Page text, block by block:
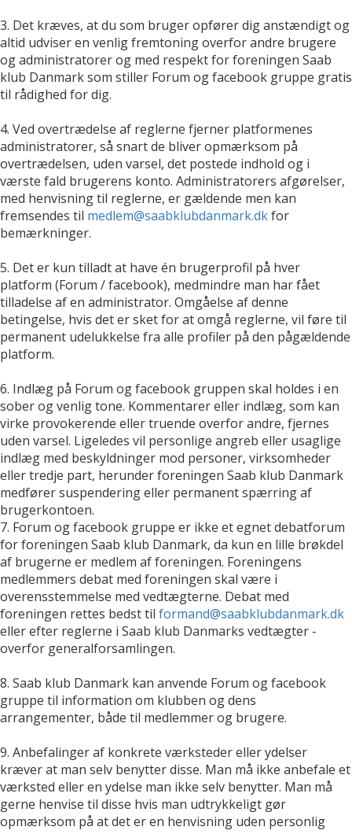
3. Det kræves, at du som bruger opfører dig anstændigt og
altid udviser en venlig fremtoning overfor andre brugere
og administratorer og med respekt for foreningen Saab
klub Danmark som stiller Forum og facebook gruppe gratis
til rådighed for dig.
4. Ved overtrædelse af reglerne fjerner platformenes
administratorer, så snart de bliver opmærksom på
overtrædelsen, uden varsel, det postede indhold og i
værste fald brugerens konto. Administratorers afgørelser,
med henvisning til reglerne, er gældende men kan
fremsendes til medlem@saabklubdanmark.dkfor
bemærkninger.
5. Det er kun tilladt at have én brugerprofil på hver
platform (Forum / facebook), medmindre man har fået
tilladelse af en administrator. Omgåelse af denne
betingelse, hvis det er sket for at omgå reglerne, vil føre til
permanent udelukkelse fra alle profiler på den pågældende
platform.
6. Indlæg på Forum og facebook gruppen skal holdes i en
sober og venlig tone. Kommentarer eller indlæg, som kan
virke provokerende eller truende overfor andre, fjernes
uden varsel. Ligeledes vil personlige angreb eller usaglige
indlæg med beskyldninger mod personer, virksomheder
eller tredje part, herunder foreningen Saab klub Danmark
medfører suspendering eller permanent spærring af
brugerkontoen.
7. Forum og facebook gruppe er ikke et egnet debatforum
for foreningen Saab klub Danmark, da kun en lille brøkdel
af brugerne er medlem af foreningen. Foreningens
medlemmers debat med foreningen skal være i
overensstemmelse med vedtægterne. Debat med
foreningen rettes bedst til formand@saabklubdanmark.dk
eller efter reglerne i Saab klub Danmarks vedtægter -
overfor generalforsamlingen.
8. Saab klub Danmark kan anvende Forum og facebook
gruppe til information om klubben og dens
arrangementer, både til medlemmer og brugere.
9. Anbefalinger af konkrete værksteder eller ydelser
kræver at man selv benytter disse. Man må ikke anbefale et
værksted eller en ydelse man ikke selv benytter. Man må
gerne henvise til disse hvis man udtrykkeligt gør
opmærksom på at det er en henvisning uden personlig